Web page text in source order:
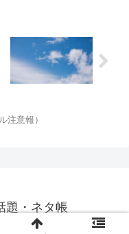
注意報）
題・ネタ帳
privacy policy